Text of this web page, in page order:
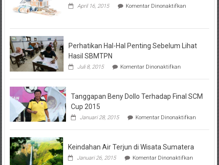
April 16, 2015 Komentar Dinonaktifkanpada
KPR
Perhatikan Hal-Hal Penting Sebelum Lihat
Hasil SBMTPN
Juli 8, 2015 Komentar Dinonaktifkanpada
Hal-
Penting
Hasil
Tanggapan Beny Dollo Terhadap Final SCM
Cup 2015
Januari 28, 2015 Komentar Dinonaktifkanpada
Beny
Keindahan Air Terjun di Wisata Sumatera
Januari 26, 2015 Komentar Dinonaktifkanpada